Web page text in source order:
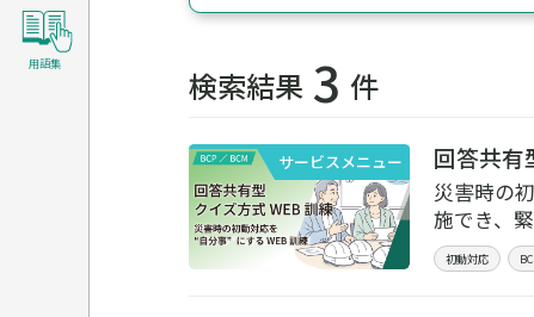
用語集
検索結果 3 件
サービスメニュー 回答共有
災害時の
施でき、
初動対応